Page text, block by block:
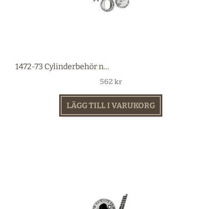
1472-73 Cylinderbehör nickel
562 kr
LÄGG TILL I VARUKORG